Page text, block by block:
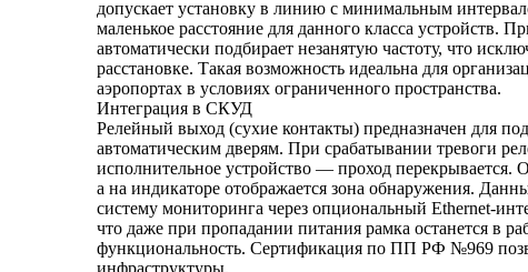
допускает установку в линию с минимальным
маленькое расстояние для данного класса устройств.
автоматически подбирает незанятую частоту, что
расстановке. Такая возможность идеальна для
аэропортах в условиях ограниченного пространства.
Интеграция в СКУД
Релейный выход (сухие контакты) предназначен для
автоматическим дверям. При срабатывании тревоги
исполнительное устройство — проход перекрывается.
а на индикаторе отображается зона обнаружения.
систему мониторинга через опциональный Ethernet-
что даже при пропадании питания рамка останется в
функциональность. Сертификация по ПП РФ №969
инфраструктуры.